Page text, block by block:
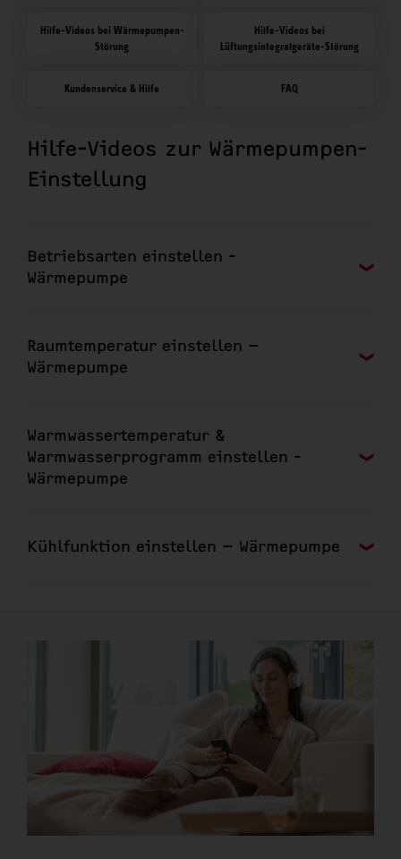
Hilfe-Videos bei Wärmepumpen-
Störung
Hilfe-Videos bei
Lüftungsintegralgeräte-Störung
Kundenservice & Hilfe FAQ
Hilfe-Videos zur Wärmepumpen-
Einstellung
Betriebsarten einstellen -
Wärmepumpe
Raumtemperatur einstellen –
Wärmepumpe
Warmwassertemperatur &
Warmwasserprogramm einstellen -
Wärmepumpe
Kühlfunktion einstellen – Wärmepumpe